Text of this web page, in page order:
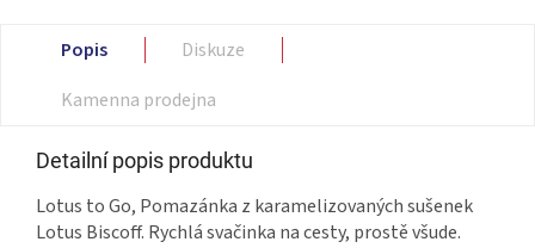
Popis
Diskuze
Kamenna prodejna
Detailní popis produktu
Lotus to Go, Pomazánka z karamelizovaných sušenek
Lotus Biscoff. Rychlá svačinka na cesty, prostě všude.